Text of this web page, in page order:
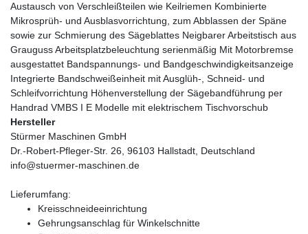
Austausch von Verschleißteilen wie Keilriemen Kombinierte
Mikrosprüh- und Ausblasvorrichtung, zum Abblassen der Späne
sowie zur Schmierung des Sägeblattes Neigbarer Arbeitstisch aus
Grauguss Arbeitsplatzbeleuchtung serienmäßig Mit Motorbremse
ausgestattet Bandspannungs- und Bandgeschwindigkeitsanzeige
Integrierte Bandschweißeinheit mit Ausglüh-, Schneid- und
Schleifvorrichtung Höhenverstellung der Sägebandführung per
Handrad VMBS I E Modelle mit elektrischem Tischvorschub
Hersteller
Stürmer Maschinen GmbH
Dr.-Robert-Pfleger-Str. 26, 96103 Hallstadt, Deutschland
info@stuermer-maschinen.de
Lieferumfang:
Kreisschneideeinrichtung
Gehrungsanschlag für Winkelschnitte